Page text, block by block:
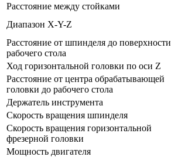
Расстояние между стойками
Диапазон X-Y-Z
Расстояние от шпинделя до поверхности
рабочего стола
Ход горизонтальной головки по оси Z
Расстояние от центра обрабатывающей
головки до рабочего стола
Держатель инструмента
Скорость вращения шпинделя
Скорость вращения горизонтальной
фрезерной головки
Мощность двигателя